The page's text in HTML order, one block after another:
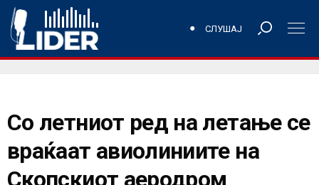
СЛУШАЈ
Со летниот ред на летање се
враќаат авиолиниите на
Скопскиот аеродром